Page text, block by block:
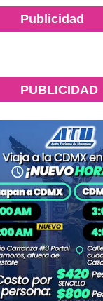
Publicidad
PUBLICIDAD